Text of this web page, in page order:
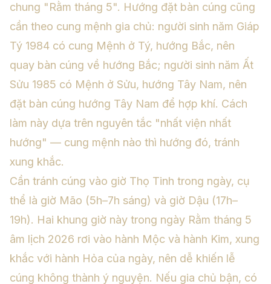
chung "Rằm tháng 5". Hướng đặt bàn cúng cũng
cần theo cung mệnh gia chủ: người sinh năm Giáp
Tý 1984 có cung Mệnh ở Tý, hướng Bắc, nên
quay bàn cúng về hướng Bắc; người sinh năm Ất
Sửu 1985 có Mệnh ở Sửu, hướng Tây Nam, nên
đặt bàn cúng hướng Tây Nam để hợp khí. Cách
làm này dựa trên nguyên tắc "nhất viện nhất
hướng" — cung mệnh nào thì hướng đó, tránh
xung khắc.
Cần tránh cúng vào giờ Thọ Tinh trong ngày, cụ
thể là giờ Mão (5h–7h sáng) và giờ Dậu (17h–
19h). Hai khung giờ này trong ngày Rằm tháng 5
âm lịch 2026 rơi vào hành Mộc và hành Kim, xung
khắc với hành Hỏa của ngày, nên dễ khiến lễ
cúng không thành ý nguyện. Nếu gia chủ bận, có